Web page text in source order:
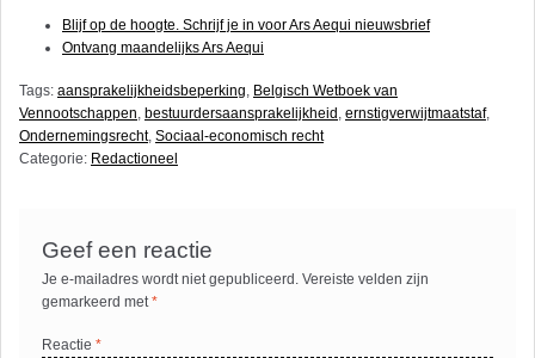
Blijf op de hoogte. Schrijf je in voor Ars Aequi nieuwsbrief
Ontvang maandelijks Ars Aequi
Tags: aansprakelijkheidsbeperking, Belgisch Wetboek van
Vennootschappen, bestuurdersaansprakelijkheid , ernstigverwijtmaatstaf,
Ondernemingsrecht, Sociaal-economisch recht
Categorie: Redactioneel
Geef een reactie
Je e-mailadres wordt niet gepubliceerd. Vereiste velden zijn
gemarkeerd met*
Reactie*